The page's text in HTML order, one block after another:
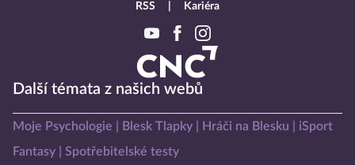
Další témata z našich webů
Moje Psychologie Blesk Tlapky Hráči na Blesku
iSport
Fantasy
Spotřebitelské testy
RSS Kariéra